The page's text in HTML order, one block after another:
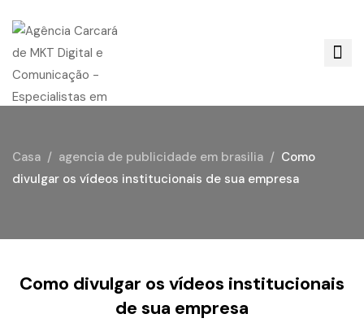
Casa agencia de publicidade em brasilia
Como
divulgar os vídeos institucionais de sua empresa
Como divulgar os vídeos institucionais
de sua empresa